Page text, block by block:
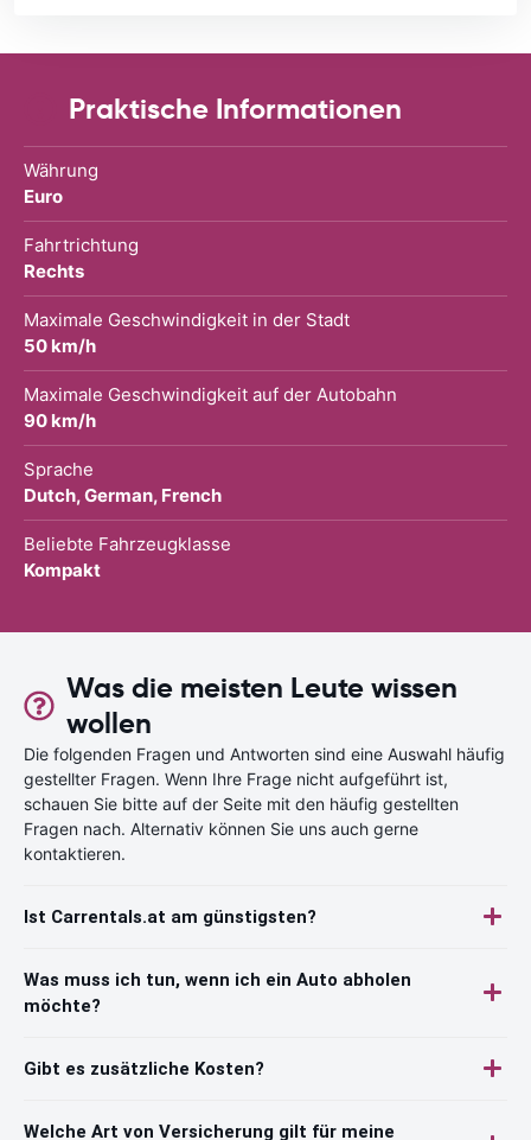
Praktische Informationen
Währung
Euro
Fahrtrichtung
Rechts
Maximale Geschwindigkeit in der Stadt
50 km/h
Maximale Geschwindigkeit auf der Autobahn
90 km/h
Sprache
Dutch, German, French
Beliebte Fahrzeugklasse
Kompakt
Was die meisten Leute wissen
wollen
Die folgenden Fragen und Antworten sind eine Auswahl häufig
gestellter Fragen. Wenn Ihre Frage nicht aufgeführt ist,
schauen Sie bitte auf der Seite mit den häufig gestellten
Fragen nach. Alternativ können Sie uns auch gerne
kontaktieren.
Ist Carrentals.at am günstigsten?
Was muss ich tun, wenn ich ein Auto abholen
möchte?
Gibt es zusätzliche Kosten?
Welche Art von Versicherung gilt für meine